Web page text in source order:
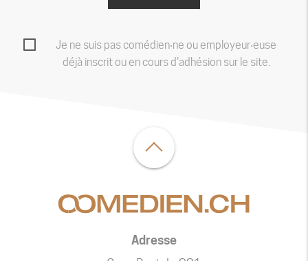
Je ne suis pas comédien‧ne ou employeur‧euse
déjà inscrit ou en cours d'adhésion sur le site.
Adresse